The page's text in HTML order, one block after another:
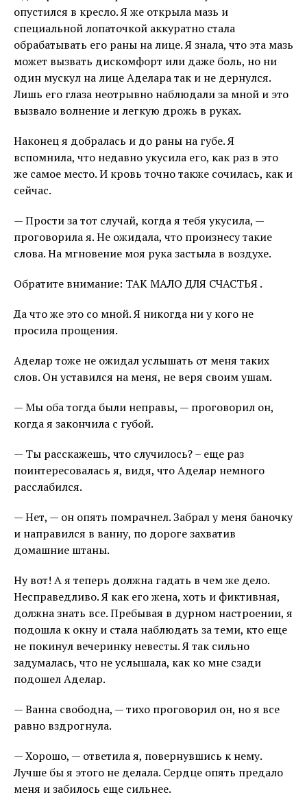
опустился в кресло. Я же открыла мазь и
специальной лопаточкой аккуратно стала
обрабатывать его раны на лице. Я знала, что эта мазь
может вызвать дискомфорт или даже боль, но ни
один мускул на лице Аделара так и не дернулся.
Лишь его глаза неотрывно наблюдали за мной и это
вызвало волнение и легкую дрожь в руках.
Наконец я добралась и до раны на губе. Я
вспомнила, что недавно укусила его, как раз в это
же самое место. И кровь точно также сочилась, как и
сейчас.
— Прости за тот случай, когда я тебя укусила, —
проговорила я. Не ожидала, что произнесу такие
слова. На мгновение моя рука застыла в воздухе.
Обратите внимание: ТАК МАЛО ДЛЯ СЧАСТЬЯ .
Да что же это со мной. Я никогда ни у кого не
просила прощения.
Аделар тоже не ожидал услышать от меня таких
слов. Он уставился на меня, не веря своим ушам.
— Мы оба тогда были неправы, — проговорил он,
когда я закончила с губой.
— Ты расскажешь, что случилось? – еще раз
поинтересовалась я, видя, что Аделар немного
расслабился.
— Нет, — он опять помрачнел. Забрал у меня баночку
и направился в ванну, по дороге захватив
домашние штаны.
Ну вот! А я теперь должна гадать в чем же дело.
Несправедливо. Я как его жена, хоть и фиктивная,
должна знать все. Пребывая в дурном настроении, я
подошла к окну и стала наблюдать за теми, кто еще
не покинул вечеринку невесты. Я так сильно
задумалась, что не услышала, как ко мне сзади
подошел Аделар.
— Ванна свободна, — тихо проговорил он, но я все
равно вздрогнула.
— Хорошо, — ответила я, повернувшись к нему.
Лучше бы я этого не делала. Сердце опять предало
меня и забилось еще сильнее.